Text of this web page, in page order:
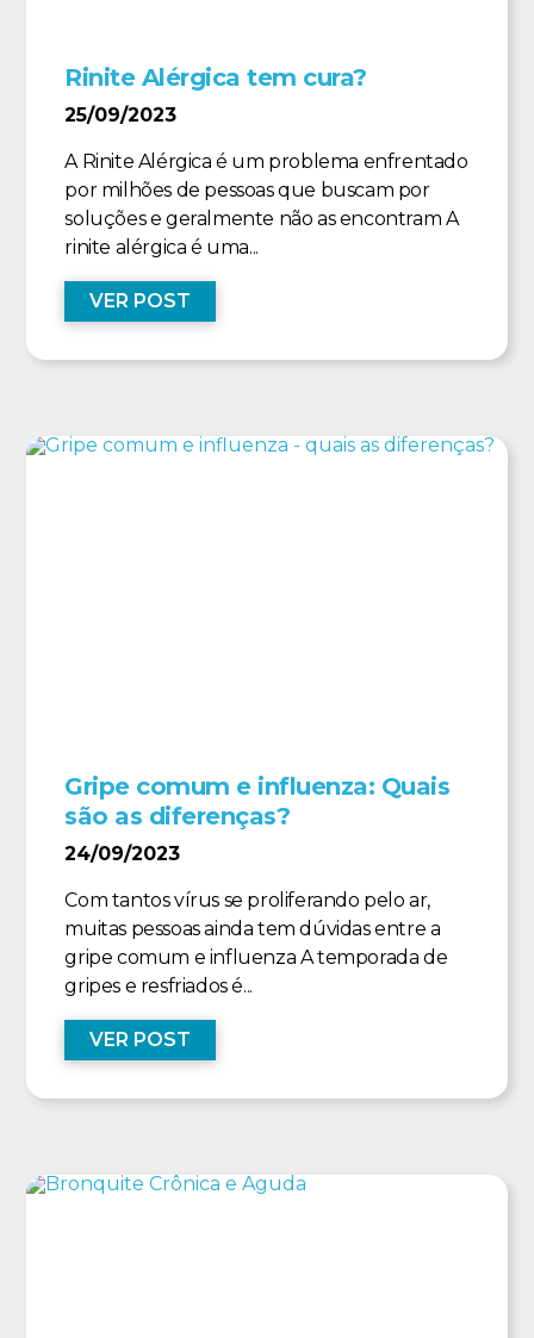
Rinite Alérgica tem cura?
25/09/2023
A Rinite Alérgica é um problema enfrentado
por milhões de pessoas que buscam por
soluções e geralmente não as encontram A
rinite alérgica é uma...
VER POST
Gripe comum e influenza: Quais
são as diferenças?
24/09/2023
Com tantos vírus se proliferando pelo ar,
muitas pessoas ainda tem dúvidas entre a
gripe comum e influenza A temporada de
gripes e resfriados é...
VER POST